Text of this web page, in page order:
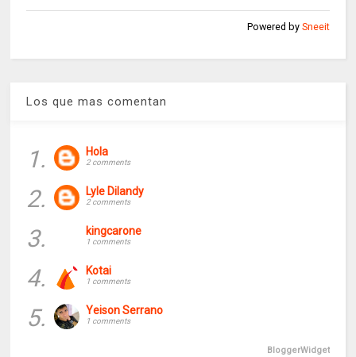
Powered by Sneeit
Los que mas comentan
1. Hola
2 comments
2. Lyle Dilandy
2 comments
3. kingcarone
1 comments
4. Kotai
1 comments
5. Yeison Serrano
1 comments
BloggerWidget